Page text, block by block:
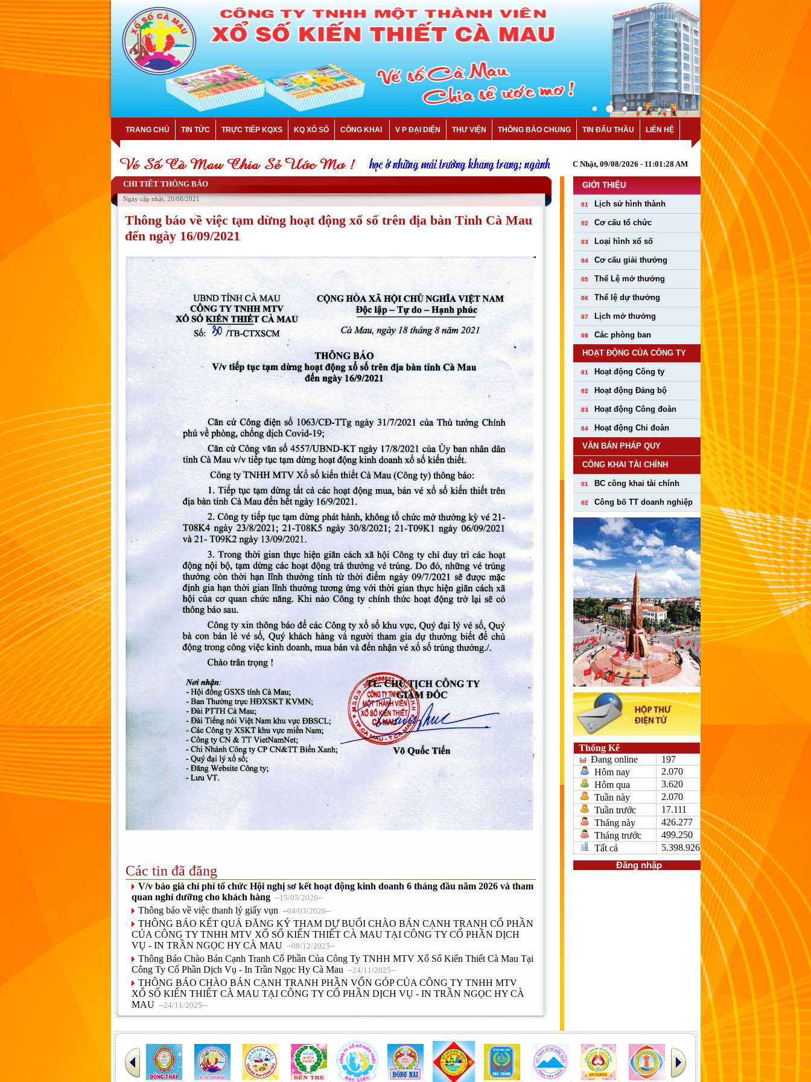
TRANG CHỦ TIN TỨC TRỰC TIẾP KQXS KQ XỔ SỐ CÔNG KHAI V P ĐẠI DIỆN THƯ VIỆN THÔNG BÁO CHUNG TIN ĐẤU THẦU LIÊN HỆ
C Nhật, 09/08/2026 - 11:01:29 AM
CHI TIẾT THÔNG BÁO
Ngày cập nhật, 20/08/2021
Thông báo về việc tạm dừng hoạt động xổ số trên địa bàn Tỉnh Cà Mau
đến ngày 16/09/2021
Các tin đã đăng
V/v báo giá chỉ phí tổ chức Hội nghị sơ kết hoạt động kinh doanh 6 tháng đầu năm 2026 và tham
quan nghỉ dưỡng cho khách hàng --15/05/2026--
Thông báo về việc thanh lý giấy vụn --04/03/2026--
THÔNG BÁO KẾT QUẢ ĐĂNG KÝ THAM DỰ BUỔI CHÀO BÁN CẠNH TRANH CỔ PHẦN
CỦA CÔNG TY TNHH MTV XỔ SỐ KIẾN THIẾT CÀ MAU TẠI CÔNG TY CỔ PHẦN DỊCH
VỤ - IN TRẦN NGỌC HY CÀ MAU --08/12/2025--
Thông Báo Chào Bán Cạnh Tranh Cổ Phần Của Công Ty TNHH MTV Xổ Số Kiến Thiết Cà Mau Tại
Công Ty Cổ Phần Dịch Vụ - In Trần Ngọc Hy Cà Mau --24/11/2025--
THÔNG BÁO CHÀO BÁN CẠNH TRANH PHẦN VỐN GÓP CỦA CÔNG TY TNHH MTV
XỔ SỐ KIẾN THIẾT CÀ MAU TẠI CÔNG TY CỔ PHẦN DỊCH VỤ - IN TRẦN NGỌC HY CÀ
MAU --24/11/2025--
GIỚI THIỆU
01 Lịch sử hình thành
02 Cơ cấu tổ chức
03 Loại hình xổ số
04 Cơ cấu giải thưởng
05 Thể Lệ mở thưởng
06 Thể lệ dự thưởng
07 Lịch mở thưởng
08
Các phòng ban
HOẠT ĐỘNG CỦA CÔNG TY
01 Hoạt động Công ty
02 Hoạt động Đảng bộ
03 Hoạt động Công đoàn
04
Hoạt động Chi đoàn
VĂN BẢN PHÁP QUY
CÔNG KHAI TÀI CHÍNH
01 BC công khai tài chính
02 Công bố TT doanh nghiệp
Thống Kê
Đang online
197
Hôm nay
2.070
Hôm qua
3.620
Tuần này
2.070
Tuần trước
17.111
Tháng này
426.277
Tháng trước
499.250
Tất cả
5.398.926
Đăng nhập